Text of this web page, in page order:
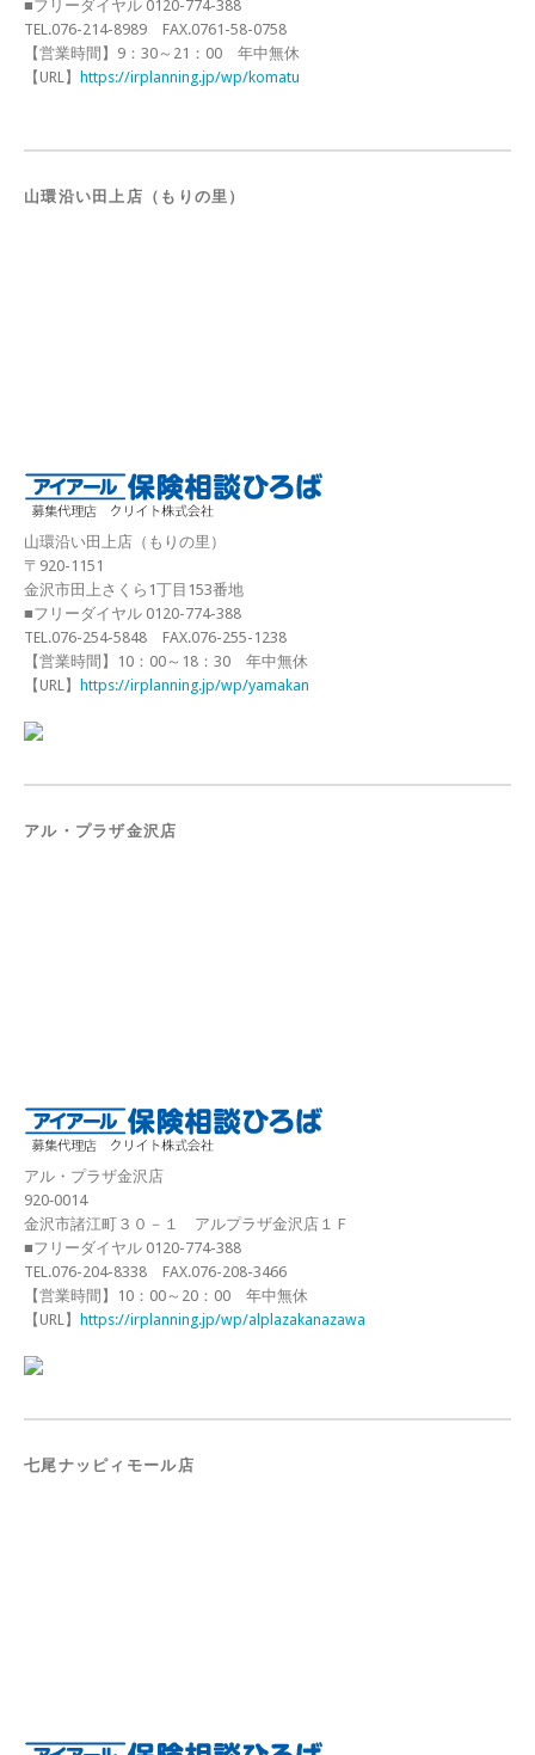
■フリーダイヤル 0120-774-388
TEL.076-214-8989 FAX.0761-58-0758
【営業時間】9：30～21：00 年中無休
【URL】
https://irplanning.jp/wp/komatu
山環沿い田上店（もりの里）
山環沿い田上店（もりの里）
〒920-1151
金沢市田上さくら1丁目153番地
■フリーダイヤル 0120-774-388
TEL.076-254-5848 FAX.076-255-1238
【営業時間】10：00～18：30 年中無休
【URL】
https://irplanning.jp/wp/yamakan
アル・プラザ金沢店
アル・プラザ金沢店
920‐0014
金沢市諸江町３０－１ アルプラザ金沢店１Ｆ
■フリーダイヤル 0120-774-388
TEL.076-204-8338 FAX.076-208-3466
【営業時間】10：00～20：00 年中無休
【URL】
https://irplanning.jp/wp/alplazakanazawa
七尾ナッピィモール店